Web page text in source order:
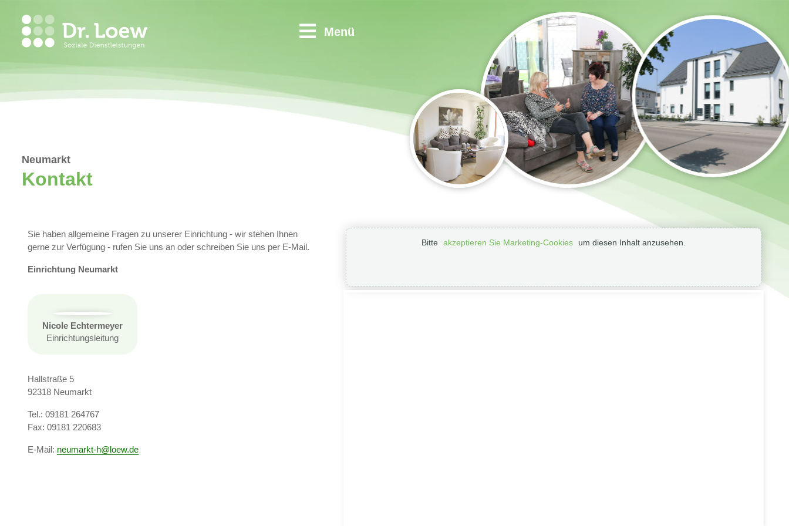
Menü
Neumarkt
Kontakt
Sie haben allgemeine Fragen zu unserer Einrichtung - wir stehen Ihnen
gerne zur Verfügung - rufen Sie uns an oder schreiben Sie uns per E-Mail.
Einrichtung Neumarkt
Nicole Echtermeyer
Einrichtungsleitung
Hallstraße 5
92318 Neumarkt
Tel.: 09181 264767
Fax: 09181 220683
E­-Mail: neumarkt-h loew.de
Bitte akzeptieren Sie Marketing-Cookies um diesen Inhalt anzusehen.